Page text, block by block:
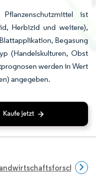
ist
Herbizid und weitere),
Begasung
(Handelskulturen, Obst
werden in Wert
angegeben.